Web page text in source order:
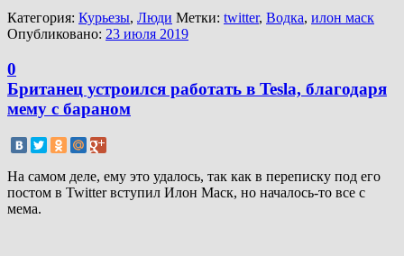
Категория: Курьезы, Люди Метки: twitter, Водка, илон маск
Опубликовано: 23 июля 2019
0
Британец устроился работать в Tesla, благодаря
мему с бараном
На самом деле, ему это удалось, так как в переписку под его
постом в Twitter вступил Илон Маск, но началось-то все с
мема.